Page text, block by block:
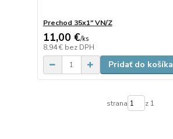
Prechod 35x1" VN/Z
11,00 €/ks
8,94 € bez DPH
Pridať do košíka
strana z 1